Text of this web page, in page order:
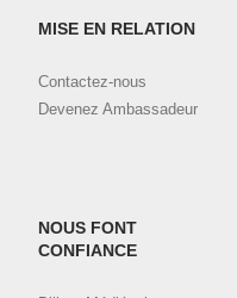
MISE EN RELATION
Contactez-nous
Devenez Ambassadeur
NOUS FONT
CONFIANCE